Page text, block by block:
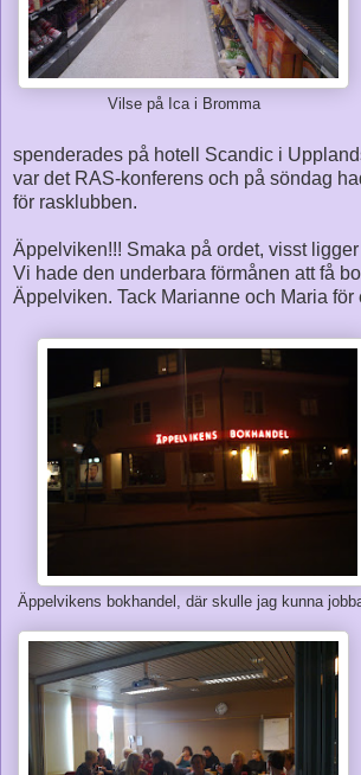
Vilse på Ica i Bromma
spenderades på hotell Scandic i
var det RAS-konferens och på söndag
för rasklubben.
Äppelviken!!! Smaka på ordet, visst
Vi hade den underbara förmånen att få
Äppelviken. Tack Marianne och Maria för
Äppelvikens bokhandel, där skulle jag kunna